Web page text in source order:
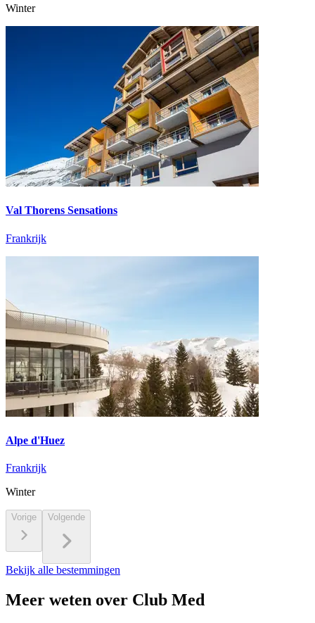
Winter
Val Thorens Sensations
Frankrijk
Alpe d'Huez
Frankrijk
Winter
Vorige Volgende
Bekijk alle bestemmingen
Meer weten over Club Med